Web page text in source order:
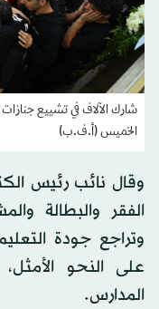
شارك الآلاف في تشييع
الخميس (أ.ف.ب)
وقال نائب رئيس
الفقر والبطالة
وتراجع جودة
على النحو
المدارس.